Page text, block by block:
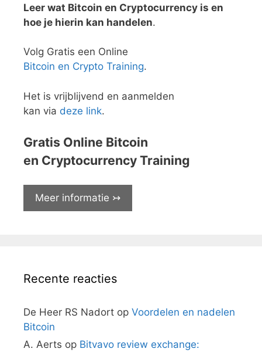
Leer wat Bitcoin en Cryptocurrency is en
hoe je hierin kan handelen.
Volg Gratis een Online
Bitcoin en Crypto Training.
Het is vrijblijvend en aanmelden
kan via deze link.
Gratis Online Bitcoin
en Cryptocurrency Training
Meer informatie ↣
Recente reacties
De Heer RS Nadort op Voordelen en nadelen
Bitcoin
A. Aerts op Bitvavo review exchange: